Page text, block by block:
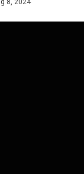
8, 2024